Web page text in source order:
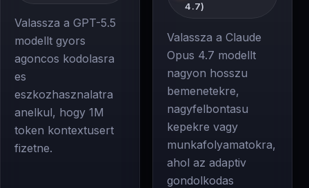
Valassza a GPT-5.5
modellt gyors
agoncos kodolasra
es
eszkozhasznalatra
anelkul, hogy 1M
token kontextusert
fizetne.
4.7)
Valassza a Claude
Opus 4.7 modellt
nagyon hosszu
bemenetekre,
nagyfelbontasu
kepekre vagy
munkafolyamatokra,
ahol az adaptiv
gondolkodas